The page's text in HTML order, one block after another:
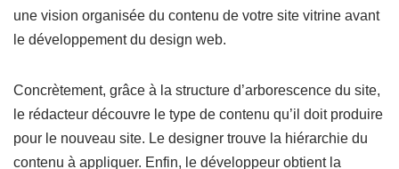
une vision organisée du contenu de votre site vitrine avant
le développement du design web.
Concrètement, grâce à la structure d’arborescence du site,
le rédacteur découvre le type de contenu qu’il doit produire
pour le nouveau site. Le designer trouve la hiérarchie du
contenu à appliquer. Enfin, le développeur obtient la